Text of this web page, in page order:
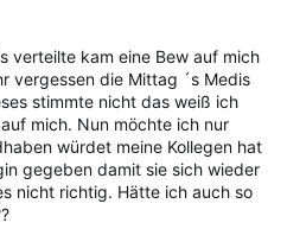
verteilte kam eine Bew auf mich
vergessen die Mittag ´s Medis
stimmte nicht das weiß ich
mich. Nun möchte ich nur
würdet meine Kollegen hat
gegeben damit sie sich wieder
nicht richtig. Hätte ich auch so